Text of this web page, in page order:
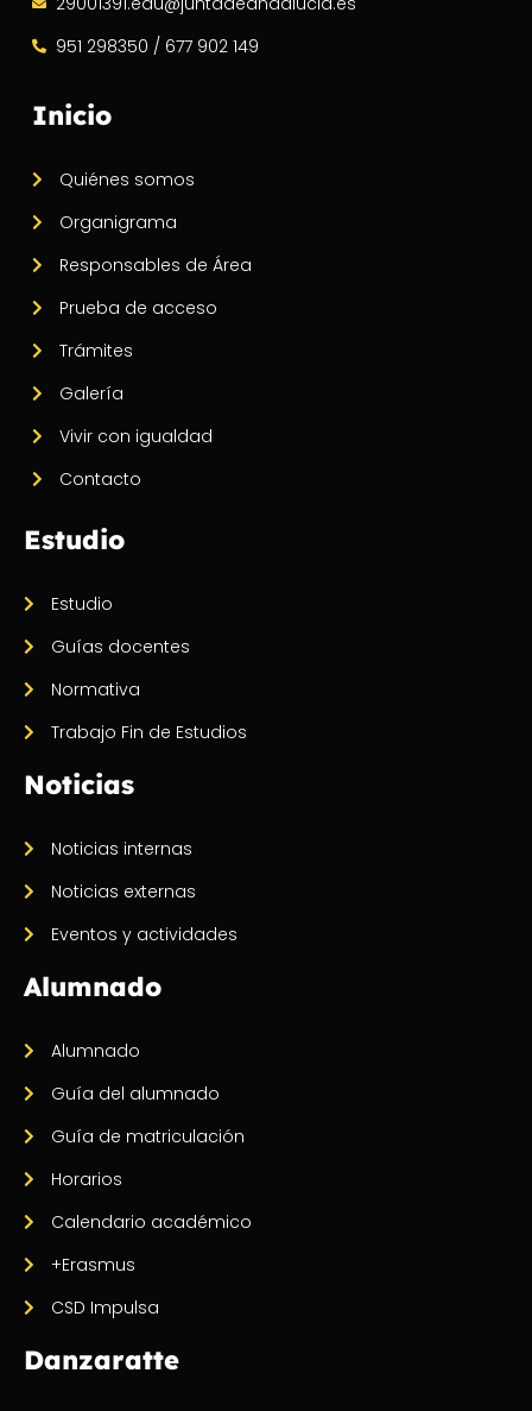
951 298350 / 677 902 149
Inicio
Quiénes somos
Organigrama
Responsables de Área
Prueba de acceso
Trámites
Galería
Vivir con igualdad
Contacto
Estudio
Estudio
Guías docentes
Normativa
Trabajo Fin de Estudios
Noticias
Noticias internas
Noticias externas
Eventos y actividades
Alumnado
Alumnado
Guía del alumnado
Guía de matriculación
Horarios
Calendario académico
+Erasmus
CSD Impulsa
Danzaratte